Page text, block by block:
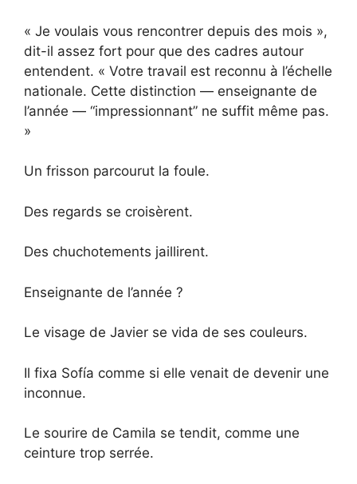
« Je voulais vous rencontrer depuis des mois »,
dit-il assez fort pour que des cadres autour
entendent. « Votre travail est reconnu à l’échelle
nationale. Cette distinction — enseignante de
l’année — “impressionnant” ne suffit même pas.
»
Un frisson parcourut la foule.
Des regards se croisèrent.
Des chuchotements jaillirent.
Enseignante de l’année ?
Le visage de Javier se vida de ses couleurs.
Il fixa Sofía comme si elle venait de devenir une
inconnue.
Le sourire de Camila se tendit, comme une
ceinture trop serrée.